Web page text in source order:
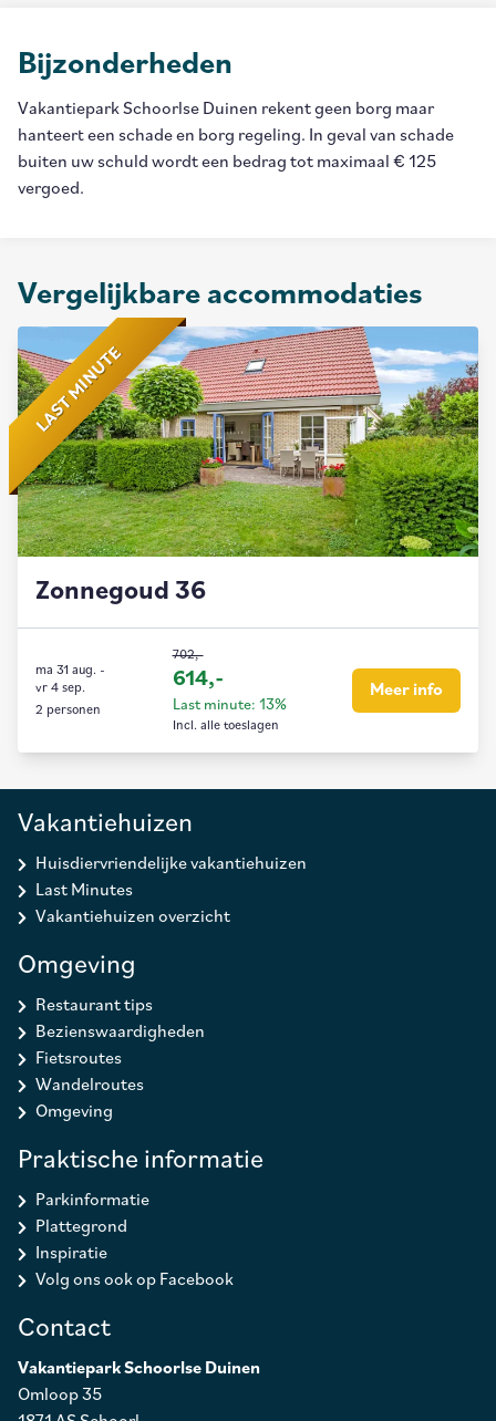
Bijzonderheden
Vakantiepark Schoorlse Duinen rekent geen borg maar
hanteert een schade en borg regeling. In geval van schade
buiten uw schuld wordt een bedrag tot maximaal € 125
vergoed.
Vergelijkbare accommodaties
LAST MINUTE
Zonnegoud 36
702,-
614,-
Last minute: 13%
Incl. alle toeslagen
ma 31 aug. -
vr 4 sep.
2 personen
Meer info
Vakantiehuizen
Huisdiervriendelijke vakantiehuizen
Last Minutes
Vakantiehuizen overzicht
Omgeving
Restaurant tips
Bezienswaardigheden
Fietsroutes
Wandelroutes
Omgeving
Praktische informatie
Parkinformatie
Plattegrond
Inspiratie
Volg ons ook op Facebook
Contact
Vakantiepark Schoorlse Duinen
Omloop 35